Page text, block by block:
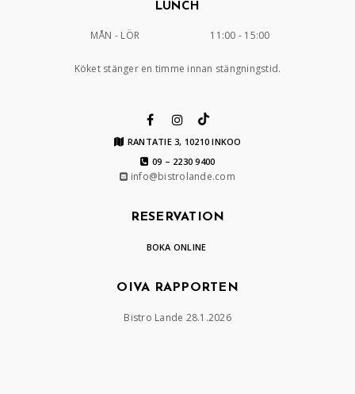
LUNCH
MÅN - LÖR 11:00 - 15:00
Köket stänger en timme innan stängningstid.
RANTATIE 3, 10210 INKOO
09 – 2230 9400
info@bistrolande.com
RESERVATION
BOKA ONLINE
OIVA RAPPORTEN
Bistro Lande 28.1.2026